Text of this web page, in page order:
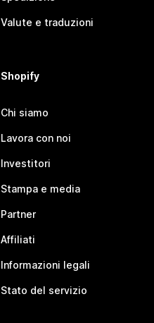
Valute e traduzioni
Shopify
Chi siamo
Lavora con noi
Investitori
Stampa e media
Partner
Affiliati
Informazioni legali
Stato del servizio